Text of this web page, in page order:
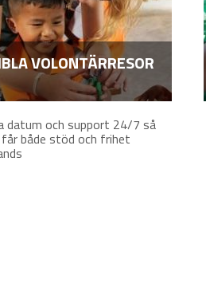
VOLONTÄRRESOR
datum och support 24/7 så
både stöd och frihet